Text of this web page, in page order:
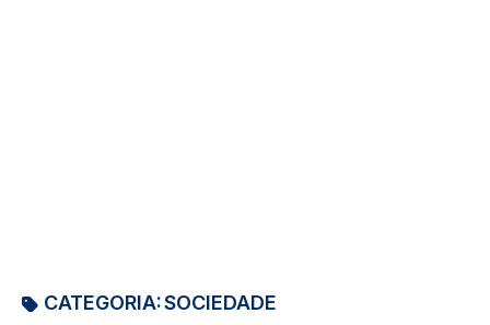
CATEGORIA:SOCIEDADE